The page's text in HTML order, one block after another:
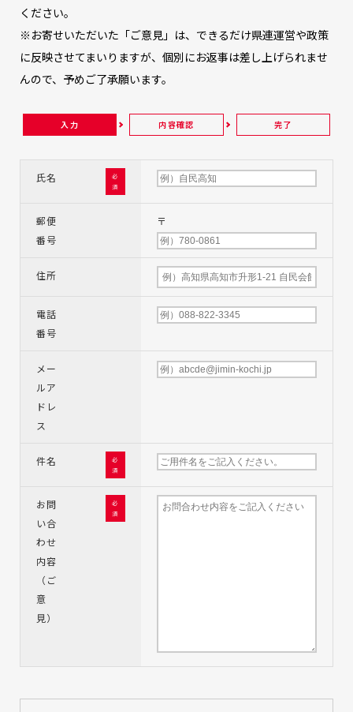
ください。
※お寄せいただいた「ご意見」は、できるだけ県連運営や政策
に反映させてまいりますが、個別にお返事は差し上げられませ
んので、予めご了承願います。
入力 内容確認 完了
氏名
必
須
郵便
番号
〒
住所
電話
番号
メー
ルア
ドレ
ス
件名
必
須
お問
い合
わせ
内容
（ご
意
見）
必
須